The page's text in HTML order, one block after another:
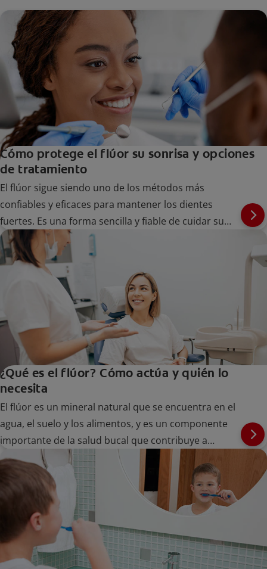
Cómo protege el flúor su sonrisa y opciones
de tratamiento
El flúor sigue siendo uno de los métodos más
confiables y eficaces para mantener los dientes
fuertes. Es una forma sencilla y fiable de cuidar su
sonrisa a largo plazo en todas las etapas de la vida.
¿Qué es el flúor? Cómo actúa y quién lo
necesita
El flúor es un mineral natural que se encuentra en el
agua, el suelo y los alimentos, y es un componente
importante de la salud bucal que contribuye a
mantener los dientes fuertes en personas de todas
las edades.